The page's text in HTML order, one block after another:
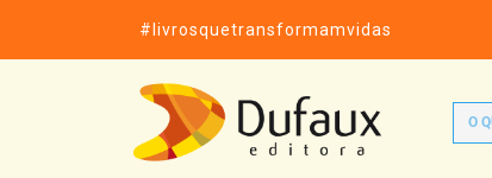
#livrosquetransformamvidas